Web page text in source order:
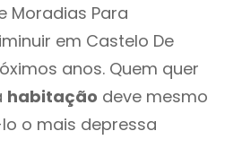
Moradias Para
em Castelo De
anos. Quem quer
habitação deve mesmo
o mais depressa